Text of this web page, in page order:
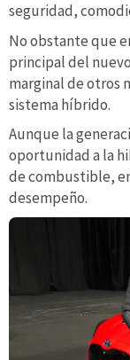
seguridad,
No obstante que
principal del
marginal de otros
sistema híbrido.
Aunque la
oportunidad a la
de combustible,
desempeño.